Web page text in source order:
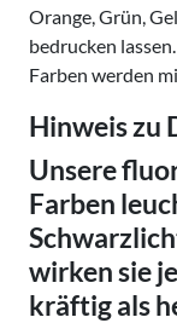
Orange, Grün,
bedrucken
Farben werden
Hinweis zu
Unsere
Farben
wirken sie
kräftigals